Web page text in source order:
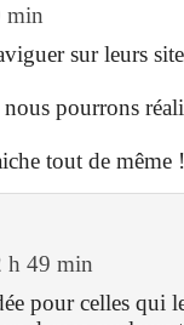
min
sur leurs
pourrons
tout de même
h 49 min
pour celles qui